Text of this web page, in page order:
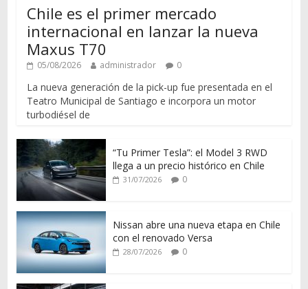
Chile es el primer mercado
internacional en lanzar la nueva
Maxus T70
05/08/2026 administrador 0
La nueva generación de la pick-up fue presentada en el
Teatro Municipal de Santiago e incorpora un motor
turbodiésel de
“Tu Primer Tesla”: el Model 3 RWD
llega a un precio histórico en Chile
31/07/2026 0
Nissan abre una nueva etapa en Chile
con el renovado Versa
28/07/2026 0